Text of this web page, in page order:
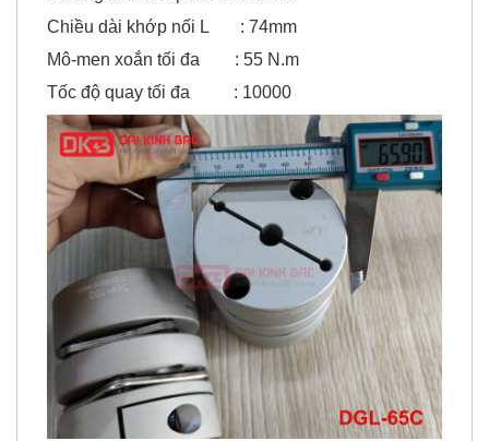
Đường kính khớp nối D : 65mm
Chiều dài khớp nối L : 74mm
Mô-men xoắn tối đa : 55 N.m
Tốc độ quay tối đa : 10000